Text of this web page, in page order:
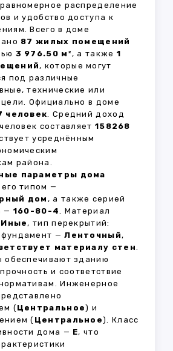
распределение
и удобство доступа к
Всего в доме
87 жилых помещений
3 976.50 м², а также 1
, которые могут
под различные
технические или
Официально в доме
человек. Средний доход
составляет 158268
усреднённым
района.
параметры дома
типом —
дом , а также серией
— 160-80-4. Материал
Иные, тип перекрытий:
фундамент —Ленточный,
материалу стен.
обеспечивают зданию
и соответствие
Инженерное
(Центральное) и
( Центральное). Класс
дома — E, что